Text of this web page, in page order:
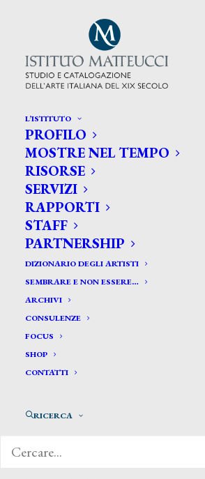
L’ISTITUTO
PROFILO
MOSTRE NEL TEMPO
RISORSE
SERVIZI
RAPPORTI
STAFF
PARTNERSHIP
DIZIONARIO DEGLI ARTISTI
SEMBRARE E NON ESSERE…
ARCHIVI
CONSULENZE
FOCUS
SHOP
CONTATTI
RICERCA
CERCA TRA GLI ARTISTI:
Search
for:
Agazzi Carlo Paolo *